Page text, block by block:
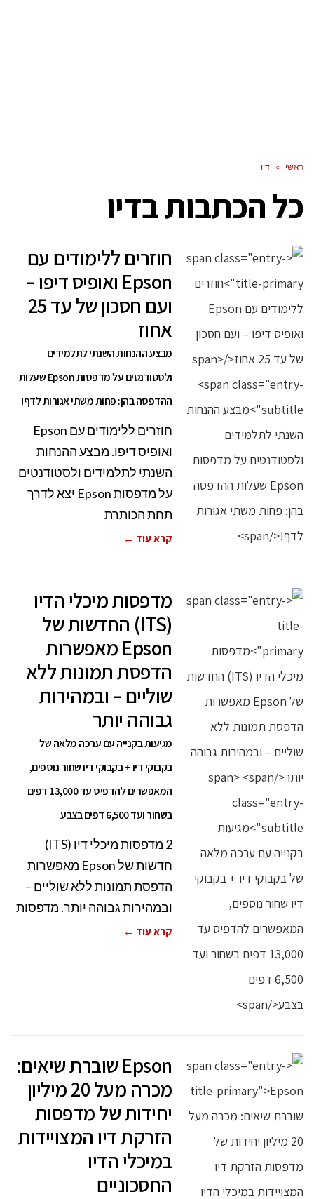
ראשי » דיו
כל הכתבות בדיו
חוזרים ללימודים עם
Epson ואופיס דיפו –
ועם חסכון של עד 25
אחוז
מבצע ההנחות השנתי לתלמידים
ולסטודנטים על מדפסות Epson שעלות
ההדפסה בהן: פחות משתי אגורות לדף!
חוזרים ללימודים עם Epson
ואופיס דיפו. מבצע ההנחות
השנתי לתלמידים ולסטודנטים
על מדפסות Epson יצא לדרך
תחת הכותרת
קרא עוד ←
מדפסות מיכלי הדיו
(ITS) החדשות של
Epson מאפשרות
הדפסת תמונות ללא
שוליים – ובמהירות
גבוהה יותר
מגיעות בקנייה עם ערכה מלאה של
בקבוקי דיו + בקבוקי דיו שחור נוספים,
המאפשרים להדפיס עד 13,000 דפים
בשחור ועד 6,500 דפים בצבע
2 מדפסות מיכלי דיו (ITS)
חדשות של Epson מאפשרות
הדפסת תמונות ללא שוליים –
ובמהירות גבוהה יותר. מדפסות
קרא עוד ←
Epson שוברת שיאים:
מכרה מעל 20 מיליון
יחידות של מדפסות
הזרקת דיו המצויידות
במיכלי הדיו
החסכוניים